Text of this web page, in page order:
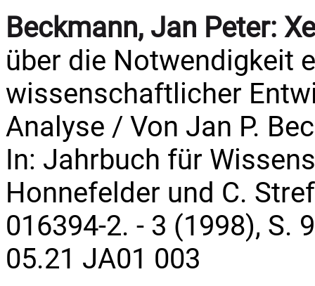
Beckmann, Jan Peter:
über die Notwendigkeit
wissenschaftlicher
Analyse / Von Jan P.
In: Jahrbuch für
Honnefelder und C.
016394-2. - 3 (1998), S.
05.21 JA01 003